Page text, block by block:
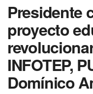
Presidente
proyecto
INFOTEP,
Domínico